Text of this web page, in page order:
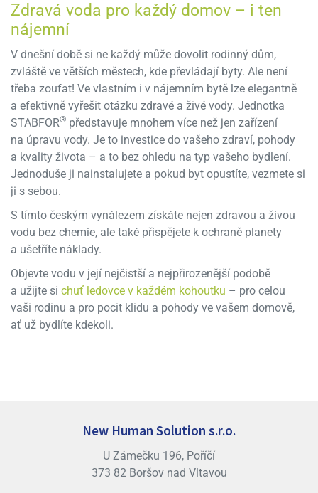
Zdravá voda pro každý domov – i ten
nájemní
V dnešní době si ne každý může dovolit rodinný dům,
zvláště ve větších městech, kde převládají byty. Ale není
třeba zoufat! Ve vlastním i v nájemním bytě lze elegantně
a efektivně vyřešit otázku zdravé a živé vody. Jednotka
STABFOR® představuje mnohem více než jen zařízení
na úpravu vody. Je to investice do vašeho zdraví, pohody
a kvality života – a to bez ohledu na typ vašeho bydlení.
Jednoduše ji nainstalujete a pokud byt opustíte, vezmete si
ji s sebou.
S tímto českým vynálezem získáte nejen zdravou a živou
vodu bez chemie, ale také přispějete k ochraně planety
a ušetříte náklady.
Objevte vodu v její nejčistší a nejpřirozenější podobě
a užijte si chuť ledovce v každém kohoutku – pro celou
vaši rodinu a pro pocit klidu a pohody ve vašem domově,
ať už bydlíte kdekoli.
New Human Solution s.r.o.
U Zámečku 196, Poříčí
373 82 Boršov nad Vltavou